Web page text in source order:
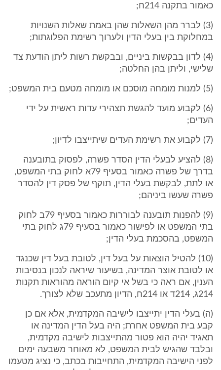
כאמור בתקנה 214ח;
(3) לברר מהן השאלות שהן באמת שאלות השנויות
במחלוקת בין בעלי הדין ולערוך רשימת הפלוגתות;
(4) לדון בבקשות ביניים, ובבקשת רשות ליתן הודעת צד
שלישי, וליתן בהן החלטה;
(5) למנות מומחה מוסכם או מומחה מטעם בית המשפט;
(6) לקבוע מועד להגשת תצהירי עדות ראשית על ידי
העדים;
(7) לקבוע את רשימת העדים שיתייצבו לדיון;
(8) להציע לבעלי הדין הסדר פשרה, לפסוק בתובענה
בדרך של פשרה כאמור בסעיף 79א לחוק בתי המשפט,
או לתת, לבקשת בעלי הדין, תוקף של פסק דין להסדר
פשרה שעשו ביניהם;
(9) להפנות תובענה לבוררות כאמור בסעיף 79ב לחוק
בתי המשפט או לפישור כאמור בסעיף 79ג לחוק בתי
המשפט, בהסכמת בעלי הדין;
(10) להטיל הוצאות על בעל דין, לטובת בעל דין שכנגד
או לטובת אוצר המדינה, בשיעור שיראה לנכון בנסיבות
הענין, אם ראה כי בשל אי קיום הוראה מהוראות תקנות
214ג, 214ד או 214ח, הדיון מתעכב שלא לצורך.
(ה) בעלי הדין יתייצבו לישיבה המקדמית, אלא אם כן
קבע בית המשפט אחרת; היה בעל הדין המדינה או
תאגיד יהיה הוא פטור מהתייצבות לישיבה מקדמית,
ובלבד שהגיש לבית המשפט, לא מאוחר משבעה ימים
לפני הישיבה המקדמית, התחייבות בכתב, כי נציג מטעמו